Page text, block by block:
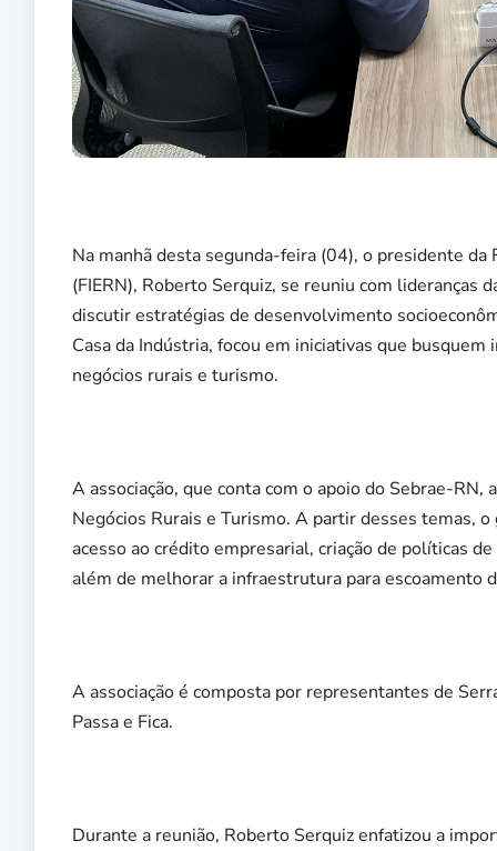
Na manhã desta segunda-feira (04), o presidente
(FIERN), Roberto Serquiz, se reuniu com lideranças
discutir estratégias de desenvolvimento
Casa da Indústria, focou em iniciativas que
negócios rurais e turismo.
A associação, que conta com o apoio do Sebrae-
Negócios Rurais e Turismo. A partir desses temas,
acesso ao crédito empresarial, criação de políticas
além de melhorar a infraestrutura para escoamento
A associação é composta por representantes de
Passa e Fica.
Durante a reunião, Roberto Serquiz enfatizou a